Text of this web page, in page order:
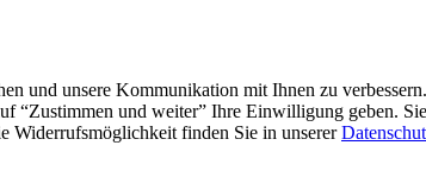
und unsere Kommunikation mit Ihnen zu
“Zustimmen und weiter” Ihre Einwilligung geben.
Widerrufsmöglichkeit finden Sie in unserer